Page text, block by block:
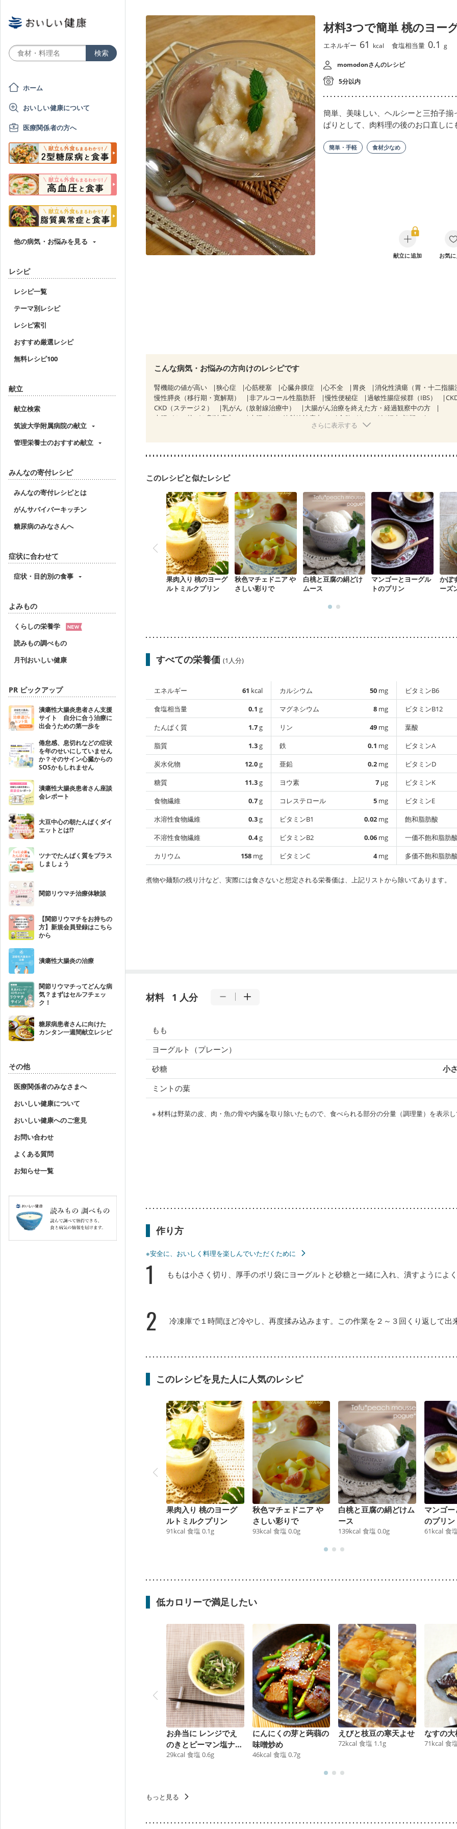
ホーム
おいしい健康について
医療関係者の方へ
他の病気・お悩みを見る
レシピ
レシピ一覧
テーマ別レシピ
レシピ索引
おすすめ厳選レシピ
無料レシピ100
献立
献立検索
筑波大学附属病院の献立
管理栄養士のおすすめ献立
みんなの寄付レシピ
みんなの寄付レシピとは
がんサバイバーキッチン
糖尿病のみなさんへ
症状に合わせて
症状・目的別の食事
よみもの
くらしの栄養学
読みもの調べもの
月刊おいしい健康
PR ピックアップ
潰瘍性大腸炎患者さん支援
サイト 自分に合う治療に
出会うための第一歩を
倦怠感、息切れなどの症状
を年のせいにしていません
か？そのサイン心臓からの
SOSかもしれません
潰瘍性大腸炎患者さん座談
会レポート
大豆中心の朝たんぱくダイ
エットとは!?
ツナでたんぱく質をプラス
しましょう
関節リウマチ治療体験談
【関節リウマチをお持ちの
方】新規会員登録はこちら
から
潰瘍性大腸炎の治療
関節リウマチってどんな病
気？まずはセルフチェッ
ク！
糖尿病患者さんに向けた
カンタン一週間献立レシピ
その他
医療関係者のみなさまへ
おいしい健康について
おいしい健康へのご意見
お問い合わせ
よくある質問
お知らせ一覧
材料3つで簡単 桃のヨー
エネルギー 61 kcal 食塩相当量 0.1 g
momodonさんのレシピ
5分以内
簡単、美味しい、ヘルシーと三拍子揃
ぱりとして、肉料理の後のお口直しに
簡単・手軽 食材少なめ
献立に追加 お気
こんな病気・お悩みの方向けのレシピです
腎機能の値が高い 狭心症 心筋梗塞 心臓弁膜症 心不全 胃炎 消化性潰瘍（胃・十二指腸
慢性膵炎（移行期・寛解期）
非アルコール性脂肪肝 慢性便秘症 過敏性腸症候群（IBS）
CKD（ステージ２）
乳がん（放射線治療中）
大腸がん治療を終えた方・経過観察中の方
大腸がん（抗がん剤治療中）
大腸がん（放射線治療中） 食欲がない
妊娠中(初期)
妊婦健診・血圧が気になる（初期）
さらに表示する
このレシピと似たレシピ
果肉入り 桃のヨーグ
ルトミルクプリン
秋色マチェドニア や
さしい彩りで
白桃と豆腐の絹どけ
ムース
マンゴーとヨーグル
トのプリン
かぼ
ーズ
すべての栄養価 (1人分)
エネルギー 61 kcal
食塩相当量
0.1 g
たんぱく質
1.7g
脂質
1.3g
炭水化物
12.0g
糖質
11.3g
食物繊維
0.7g
水溶性食物繊維
0.3g
不溶性食物繊維
0.4g
カリウム
158 mg
カルシウム 50 mg
マグネシウム
8 mg
リン
49 mg
鉄
0.1 mg
亜鉛
0.2 mg
ヨウ素
7 µg
コレステロール
5 mg
ビタミンB1
0.02 mg
ビタミンB2
0.06 mg
ビタミンC
4mg
ビタミンB6
ビタミンB12
葉酸
ビタミンA
ビタミンD
ビタミンK
ビタミンE
飽和脂肪酸
一価不飽和脂肪酸
多価不飽和脂肪酸
煮物や麺類の残り汁など、実際には食さないと想定される栄養価は、上記リストから除いてあります。
材料 1 人分
もも
ヨーグルト（プレーン）
砂糖
小
ミントの葉
※ 材料は野菜の皮、肉・魚の骨や内臓を取り除いたもので、食べられる部分の分量（調理量）を表示し
作り方
※安全に、おいしく料理を楽しんでいただくために
1 ももは小さく切り、厚手のポリ袋にヨーグルトと砂糖と一緒に入れ、潰すようによく
2 冷凍庫で１時間ほど冷やし、再度揉み込みます。この作業を２～３回くり返して出
このレシピを見た人に人気のレシピ
果肉入り 桃のヨーグ
ルトミルクプリン
91kcal 食塩 0.1g
秋色マチェドニア や
さしい彩りで
93kcal 食塩 0.0g
白桃と豆腐の絹どけム
ース
139kcal 食塩 0.0g
マンゴー
のプリン
61kcal 食
低カロリーで満足したい
お弁当に レンジでえ
のきとピーマン塩ナム
ル
29kcal 食塩 0.6g
にんにくの芽と蒟蒻の
味噌炒め
46kcal 食塩 0.7g
えびと枝豆の寒天よせ
72kcal 食塩 1.1g
なすの大
71kcal 食
もっと見る